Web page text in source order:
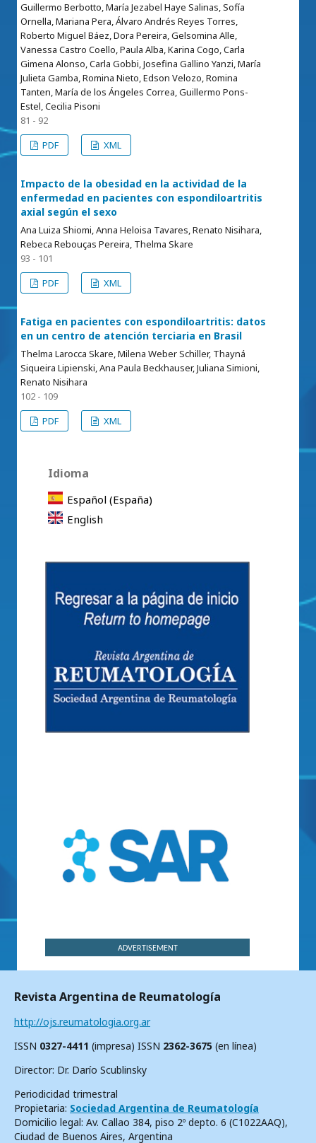
Guillermo Berbotto, María Jezabel Haye Salinas, Sofía
Ornella, Mariana Pera, Álvaro Andrés Reyes Torres,
Roberto Miguel Báez, Dora Pereira, Gelsomina Alle,
Vanessa Castro Coello, Paula Alba, Karina Cogo, Carla
Gimena Alonso, Carla Gobbi, Josefina Gallino Yanzi, María
Julieta Gamba, Romina Nieto, Edson Velozo, Romina
Tanten, María de los Ángeles Correa, Guillermo Pons-
Estel, Cecilia Pisoni
81 - 92
PDF
XML
Impacto de la obesidad en la actividad de la
enfermedad en pacientes con espondiloartritis
axial según el sexo
Ana Luiza Shiomi, Anna Heloisa Tavares, Renato Nisihara,
Rebeca Rebouças Pereira, Thelma Skare
93 - 101
PDF
XML
Fatiga en pacientes con espondiloartritis: datos
en un centro de atención terciaria en Brasil
Thelma Larocca Skare, Milena Weber Schiller, Thayná
Siqueira Lipienski, Ana Paula Beckhauser, Juliana Simioni,
Renato Nisihara
102 - 109
PDF
XML
Idioma
Español (España)
English
ADVERTISEMENT
Revista Argentina de Reumatología
http://ojs.reumatologia.org.ar
ISSN 0327-4411 (impresa) ISSN 2362-3675 (en línea)
Director: Dr. Darío Scublinsky
Periodicidad trimestral
Propietaria: Sociedad Argentina de Reumatología
Domicilio legal: Av. Callao 384, piso 2º depto. 6 (C1022AAQ),
Ciudad de Buenos Aires, Argentina